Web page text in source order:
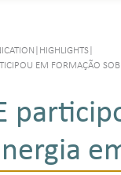
HIGHLIGHTS
EM FORMAÇÃO